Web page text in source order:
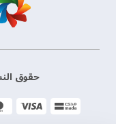
حقوق النشر © 2026